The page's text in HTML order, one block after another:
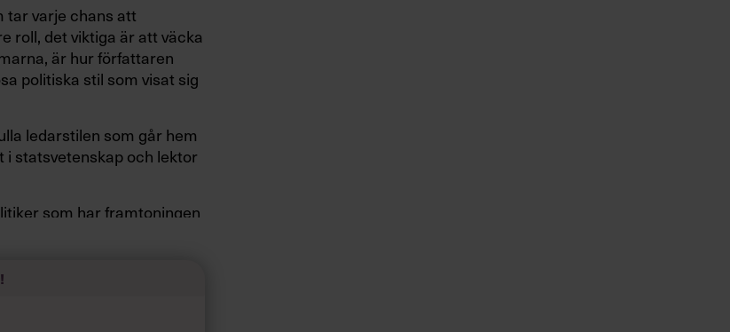
tar varje chans att
roll, det viktiga är att väcka
är hur författaren
politiska stil som visat sig
ledarstilen som går hem
i statsvetenskap och lektor
som har framtoningen